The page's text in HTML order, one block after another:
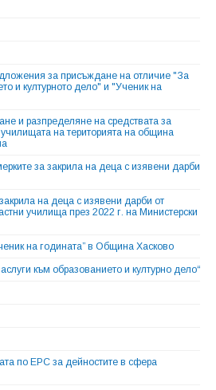
за присъждане на отличие "За
и културното дело" и "Ученик на
и разпределяне на средствата за
на територията на община
за закрила на деца с изявени дарби
на деца с изявени дарби от
училища през 2022 г. на Министерски
на годината” в Община Хасково
към образованието и културно дело“
по ЕРС за дейностите в сфера